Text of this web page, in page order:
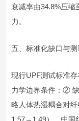
衰减率由34.8%压缩
力。
五、标准化缺口与
现行UPF测试标准
力学边界条件；②
略人体热湿耦合对
1.57→1.49）。中国